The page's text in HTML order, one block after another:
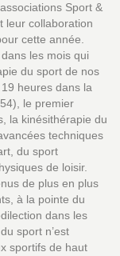
Sport &
leur collaboration
cette année.
les mois qui
du sport de nos
heures dans la
le premier
la kinésithérapie du
techniques
du sport
de loisir.
de plus en plus
à la pointe du
dans les
sport n’est
sportifs de haut